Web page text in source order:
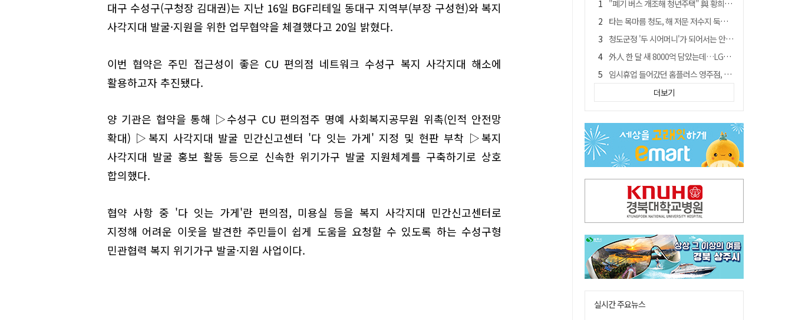
대구 수성구(구청장 김대권)는 지난 16일 BGF리테일 동대구 지역부(부장 구성현)와 복지
사각지대 발굴·지원을 위한 업무협약을 체결했다고 20일 밝혔다.
이번 협약은 주민 접근성이 좋은 CU 편의점 네트워크 수성구 복지 사각지대 해소에
활용하고자 추진됐다.
양 기관은 협약을 통해 ▷수성구 CU 편의점주 명예 사회복지공무원 위촉(인적 안전망
확대) ▷복지 사각지대 발굴 민간신고센터 '다 잇는 가게' 지정 및 현판 부착 ▷복지
사각지대 발굴 홍보 활동 등으로 신속한 위기가구 발굴 지원체계를 구축하기로 상호
합의했다.
협약 사항 중 '다 잇는 가게'란 편의점, 미용실 등을 복지 사각지대 민간신고센터로
지정해 어려운 이웃을 발견한 주민들이 쉽게 도움을 요청할 수 있도록 하는 수성구형
민관협력 복지 위기가구 발굴·지원 사업이다.
"폐기 버스 개조해 청년주택" 與 황희…'딸 학비는 年 4200만원'
타는 목마름 청도, 해 저문 저수지 둑에 군수가 서 있었다
청도군정 '두 시어머니'가 되어서는 안된다
外人 한 달 새 8000억 담았는데…LG이노텍 목표주가는 왜 엇갈릴까
임시휴업 들어갔던 홈플러스 영주점, 7일 영업 재개…지하 1층만 운영
신세계사이먼, 대구 아울렛 토지매매 계약 체결… 사업 본궤도
이의준 전 경북도 새마을봉사과장, 제28대 울릉군 부군수 취임
"상법개정해도 주주가 '봉'"…하이닉스 솔리다임 상장설에 술렁[개미와글와글]
전북 경찰 간부 '女교사 몰카' 아들 폰 부수고…"처벌 못하는 사안" 내부망에 글
더보기
실시간 주요뉴스